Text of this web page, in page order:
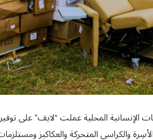
المحلية عملت “لايف” على
والكراسي المتحركة والعكاكيز